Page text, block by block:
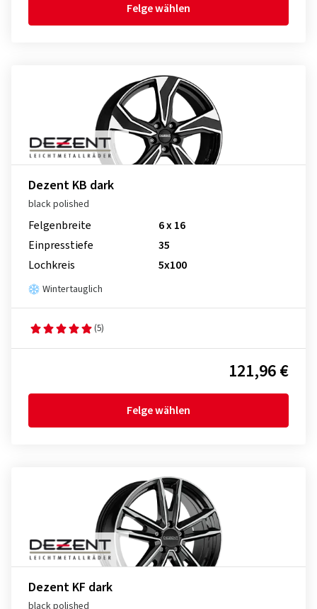
Felge wählen
Dezent KB dark
black polished
Felgenbreite
6 x 16
Einpresstiefe
35
Lochkreis
5x100
Wintertauglich
(5)
121,96 €
Felge wählen
Dezent KF dark
black polished